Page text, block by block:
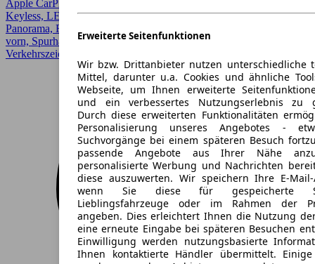
Erweiterte Seitenfunktionen
Wir bzw. Drittanbieter nutzen unterschiedliche
Mittel, darunter u.a. Cookies und ähnliche
Webseite, um Ihnen erweiterte
und ein verbessertes Nutzungserlebnis zu
Durch diese erweiterten Funktionalitäten
Personalisierung unseres Angebotes -
Suchvorgänge bei einem späteren Besuch
passende Angebote aus Ihrer Nähe
personalisierte Werbung und Nachrichten
diese auszuwerten. Wir speichern Ihre E-Mail-
wenn Sie diese für gespeicherte
Lieblingsfahrzeuge oder im Rahmen der
angeben. Dies erleichtert Ihnen die Nutzung
eine erneute Eingabe bei späteren Besuchen
Einwilligung werden nutzungsbasierte
Ihnen kontaktierte Händler übermittelt. Einige
Apple CarPlay, CarPlay, Einparkhilfe, Fernlichtassistent, HUD,
Keyless, LED, LED Scheinwerfer, Lichtsensor, Lordosenstütze,
Panorama, Regensensor, Schiebedach, Sitzheizung, Sitzheizung
vorn, Spurhalteassistent, Totwinkel-Assistent,
Verkehrszeichenerkennung